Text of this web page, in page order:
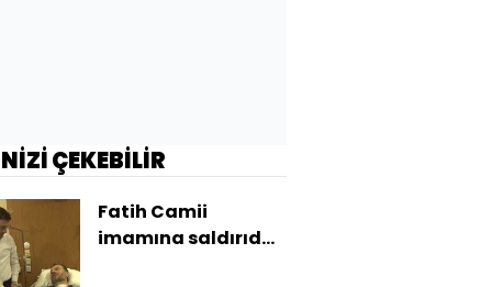
ÇEKEBİLİR
Fatih Camii
imamına saldırıda